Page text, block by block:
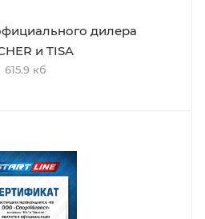
дилера
и TISA
615.9 кб